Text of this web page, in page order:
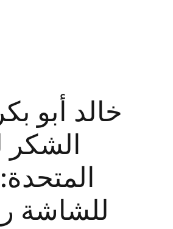
خالد أبو
الشكر
للشاشة